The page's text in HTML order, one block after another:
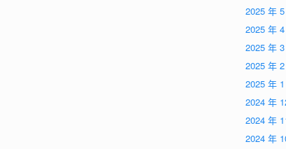
2025 年
2025 年
2025 年
2025 年
2025 年
2024 年
2024 年
2024 年